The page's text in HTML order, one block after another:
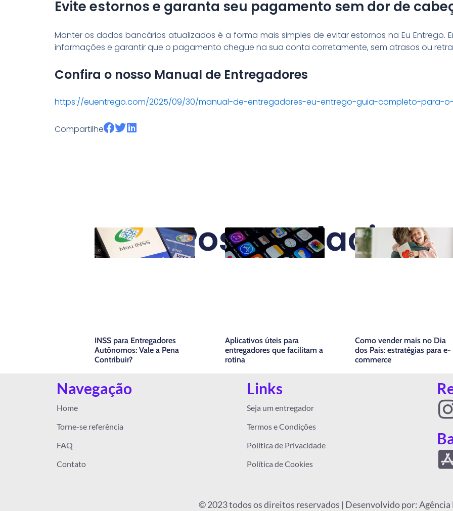
Evite estornos e garanta seu pagamento sem dor de
Manter os dados bancários atualizados é a forma mais simples de evitar estornos na Eu Entrego.
informações e garantir que o pagamento chegue na sua conta corretamente, sem atrasos ou
Confira o nosso Manual de Entregadores
https://euentrego.com/2025/09/30/manual-de-entregadores-eu-entrego-guia-completo-para-
Compartilhe
Posts
INSS para Entregadores
Autônomos: Vale a Pena
Contribuir?
Aplicativos úteis para
entregadores que facilitam a
rotina
Como vender mais no Dia
dos Pais: estratégias para e-
commerce
Navegação
Home
Torne-se referência
FAQ
Contato
Links
Seja um entregador
Termos e Condições
Política de Privacidade
Política de Cookies
I
© 2023 todos os direitos reservados | Desenvolvido por: